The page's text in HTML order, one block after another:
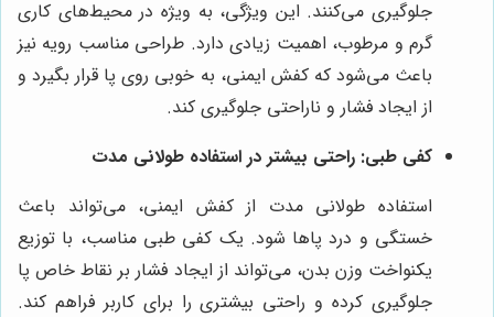
جلوگیری می‌کنند. این ویژگی، به ویژه در محیط‌های کاری
گرم و مرطوب، اهمیت زیادی دارد. طراحی مناسب رویه نیز
باعث می‌شود که کفش ایمنی، به خوبی روی پا قرار بگیرد و
از ایجاد فشار و ناراحتی جلوگیری کند.
کفی طبی: راحتی بیشتر در استفاده طولانی مدت
استفاده طولانی مدت از کفش ایمنی، می‌تواند باعث
خستگی و درد پاها شود. یک کفی طبی مناسب، با توزیع
یکنواخت وزن بدن، می‌تواند از ایجاد فشار بر نقاط خاص پا
جلوگیری کرده و راحتی بیشتری را برای کاربر فراهم کند.